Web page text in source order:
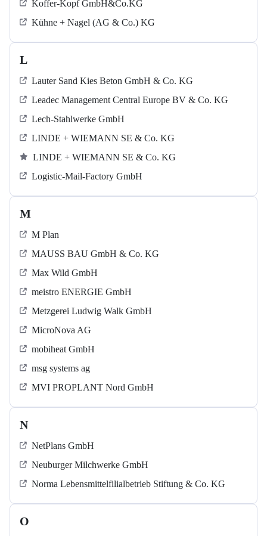
Koffer-Kopf GmbH&Co.KG
Kühne + Nagel (AG & Co.) KG
L
Lauter Sand Kies Beton GmbH & Co. KG
Leadec Management Central Europe BV & Co. KG
Lech-Stahlwerke GmbH
LINDE + WIEMANN SE & Co. KG
LINDE + WIEMANN SE & Co. KG
Logistic-Mail-Factory GmbH
M
M Plan
MAUSS BAU GmbH & Co. KG
Max Wild GmbH
meistro ENERGIE GmbH
Metzgerei Ludwig Walk GmbH
MicroNova AG
mobiheat GmbH
msg systems ag
MVI PROPLANT Nord GmbH
N
NetPlans GmbH
Neuburger Milchwerke GmbH
Norma Lebensmittelfilialbetrieb Stiftung & Co. KG
O